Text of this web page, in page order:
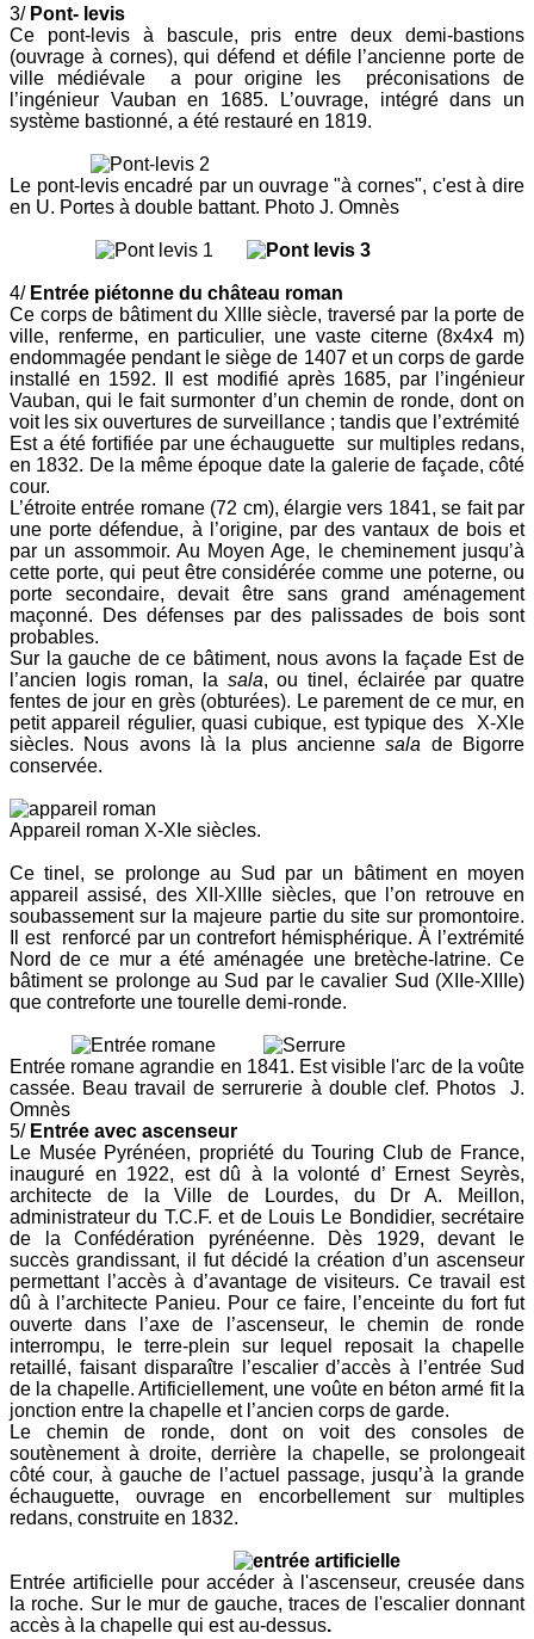
3/ Pont- levis
Ce pont-levis à bascule, pris entre deux demi-bastions
(ouvrage à cornes),qui défend et défile l’ancienne porte de
ville médiévale
a pour origine les
préconisations de
l’ingénieur Vauban en 1685. L’ouvrage, intégré dans un
système bastionné, a été restauré en 1819.
Le pont-levis encadré par un ouvrage "à cornes", c'est à dire
en U. Portes à double battant. Photo J. Omnès
4/ Entrée piétonne du château roman
Ce corps de bâtiment du XIIIe siècle, traversé par la porte de
ville, renferme, en particulier, une vaste citerne (8x4x4 m)
endommagée pendant le siège de 1407 et un corps de garde
installé en 1592. Il est modifié après 1685, par l’ingénieur
Vauban, qui le fait surmonter d’un chemin de ronde, dont on
voit les six ouvertures de surveillance ; tandis que l’extrémité
Est a été fortifiée par une échauguette
sur multiples redans,
en 1832. De la même époque date la galerie de façade, côté
cour.
L’étroite entrée romane (72 cm), élargie vers 1841, se fait par
une porte défendue, à l’origine, par des vantaux de bois et
par un assommoir. Au Moyen Age, le cheminement jusqu’à
cette porte, qui peut être considérée comme une poterne, ou
porte secondaire, devait être sans grand aménagement
maçonné. Des défenses par des palissades de bois sont
probables.
Sur la gauche de ce bâtiment, nous avons la façade Est de
l’ancien logis roman, la sala, ou tinel, éclairée par quatre
fentes de jour en grès (obturées). Le parement de ce mur, en
petit appareil régulier, quasi cubique, est typique des
X-XIe
siècles. Nous avons là la plus anciennesala de Bigorre
conservée.
Appareil roman X-XIe siècles.
Ce tinel, se prolonge au Sud par un bâtiment en moyen
appareil assisé, des XII-XIIIe siècles, que l’on retrouve en
soubassement sur la majeure partie du site sur promontoire.
Il est
renforcé par un contrefort hémisphérique. À l’extrémité
Nord de ce mur a été aménagée une bretèche-latrine. Ce
bâtiment se prolonge au Sud par le cavalier Sud (XIIe-XIIIe)
que contreforte une tourelle demi-ronde.
Entrée romane agrandie en 1841. Est visible l'arc de la voûte
cassée. Beau travail de serrurerie à double clef. Photos J.
Omnès
5/ Entrée avec ascenseur
Le Musée Pyrénéen, propriété du Touring Club de France,
inauguré en 1922, est dû à la volonté d’ Ernest Seyrès,
architecte de la Ville de Lourdes, du Dr A. Meillon,
administrateur du T.C.F. et de Louis Le Bondidier, secrétaire
de la Confédération pyrénéenne. Dès 1929, devant le
succès grandissant, il fut décidé la création d’un ascenseur
permettant l’accès à d’avantage de visiteurs. Ce travail est
dû à l’architecte Panieu. Pour ce faire, l’enceinte du fort fut
ouverte dans l’axe de l’ascenseur, le chemin de ronde
interrompu, le terre-plein sur lequel reposait la chapelle
retaillé, faisant disparaître l’escalier d’accès à l’entrée Sud
de la chapelle. Artificiellement, une voûte en béton armé fit la
jonction entre la chapelle et l’ancien corps de garde.
Le chemin de ronde, dont on voit des consoles de
soutènement à droite, derrière la chapelle, se prolongeait
côté cour, à gauche de l’actuel passage, jusqu’à
la grande
échauguette, ouvrage en encorbellement sur multiples
redans, construite en 1832.
Entrée artificielle pour accéder à l'ascenseur, creusée dans
la roche. Sur le mur de gauche, traces de l'escalier donnant
accès à la chapelle qui est au-dessus.